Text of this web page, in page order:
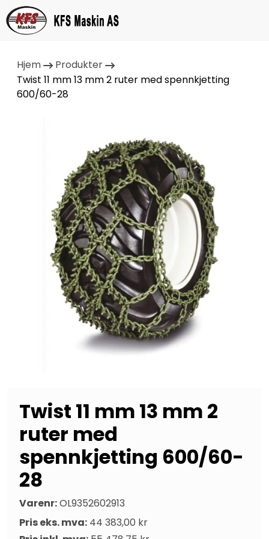
Hjem
Produkter
Twist 11 mm 13 mm 2 ruter med spennkjetting
600/60-28
Twist 11 mm 13 mm 2
ruter med
spennkjetting 600/60-
28
Varenr:OL9352602913
Pris eks. mva: 44 383,00 kr